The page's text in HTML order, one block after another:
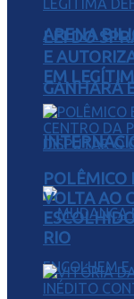
ARENA
GANHARÁ
LEI DO
E
EM
POLÊMICO
VOLTA AO
RIO